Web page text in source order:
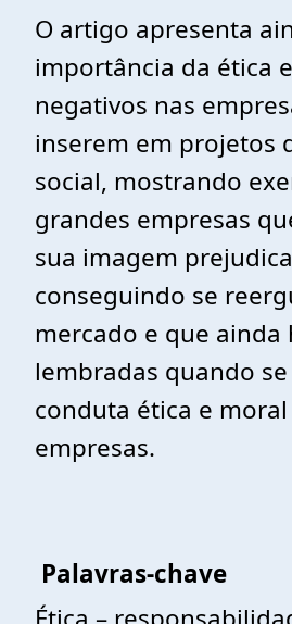
O artigo apresenta
importância da ética
negativos nas
inserem em projetos
social, mostrando
grandes empresas
sua imagem
conseguindo se
mercado e que ainda
lembradas quando
conduta ética e moral
empresas.
Palavras-chave